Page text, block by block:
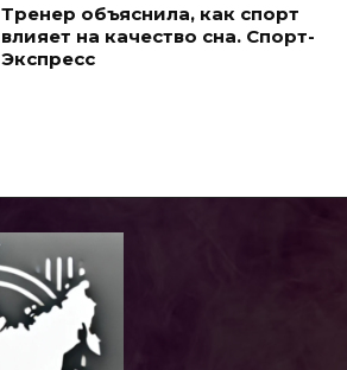
Тренер объяснила, как спорт
влияет на качество сна. Спорт-
Экспресс